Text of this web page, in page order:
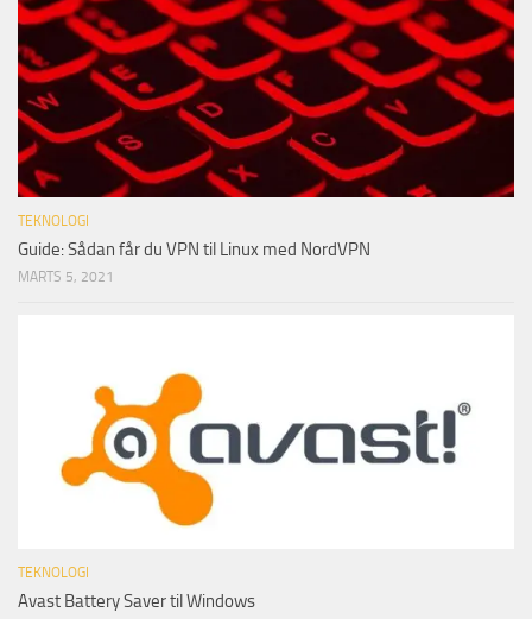
TEKNOLOGI
Guide: Sådan får du VPN til Linux med NordVPN
MARTS 5, 2021
TEKNOLOGI
Avast Battery Saver til Windows